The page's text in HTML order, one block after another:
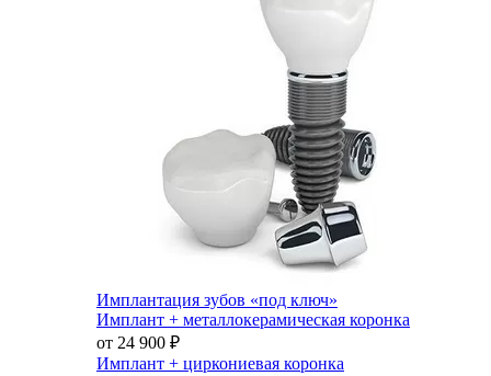
Имплантация зубов «под ключ»
Имплант + металлокерамическая коронка
от 24 900 ₽
Имплант + циркониевая коронка